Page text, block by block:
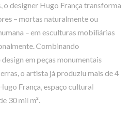
o designer Hugo França transforma
– mortas naturalmente ou
– em esculturas mobiliárias
Combinando
em peças monumentais
o artista já produziu mais de 4
França, espaço cultural
30 mil m².